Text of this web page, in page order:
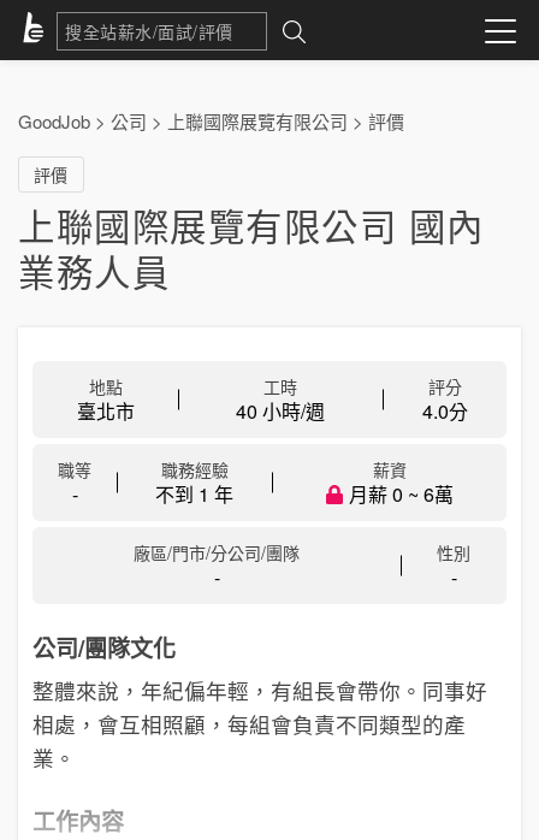
GoodJob > 公司 > 上聯國際展覽有限公司 > 評價
評價
上聯國際展覽有限公司 國內
業務人員
地點
臺北市
工時
40 小時/週
評分
4.0分
職等
-
職務經驗
不到 1 年
薪資
月薪 0 ~ 6萬
廠區/門市/分公司/團隊
-
性別
-
公司/團隊文化
整體來說，年紀偏年輕，有組長會帶你。同事好
相處，會互相照顧，每組會負責不同類型的產
業。
工作內容